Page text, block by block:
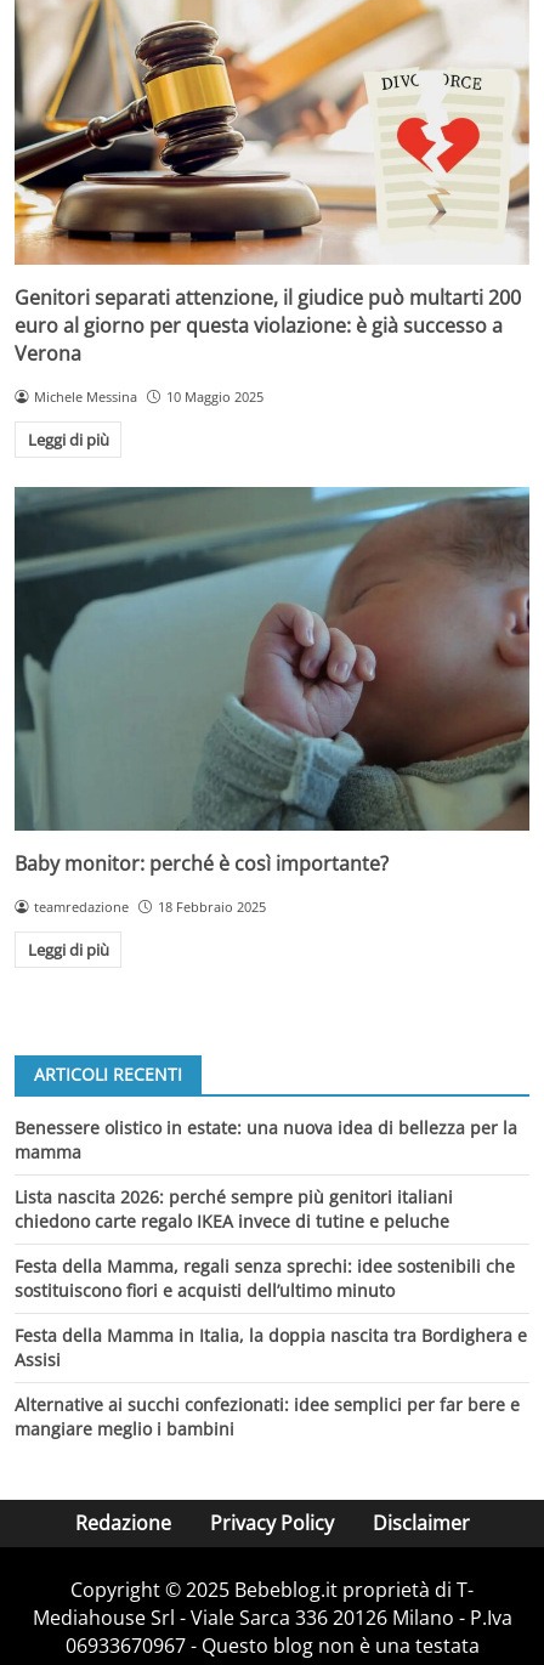
Genitori separati attenzione, il giudice può multarti 200
euro al giorno per questa violazione: è già successo a
Verona
Michele Messina 10 Maggio 2025
Leggi di più
Baby monitor: perché è così importante?
teamredazione 18 Febbraio 2025
Leggi di più
ARTICOLI RECENTI
Benessere olistico in estate: una nuova idea di bellezza per la
mamma
Lista nascita 2026: perché sempre più genitori italiani
chiedono carte regalo IKEA invece di tutine e peluche
Festa della Mamma, regali senza sprechi: idee sostenibili che
sostituiscono fiori e acquisti dell’ultimo minuto
Festa della Mamma in Italia, la doppia nascita tra Bordighera e
Assisi
Alternative ai succhi confezionati: idee semplici per far bere e
mangiare meglio i bambini
Redazione Privacy Policy Disclaimer
Copyright © 2025 Bebeblog.it proprietà di T-
Mediahouse Srl - Viale Sarca 336 20126 Milano - P.Iva
06933670967 - Questo blog non è una testata